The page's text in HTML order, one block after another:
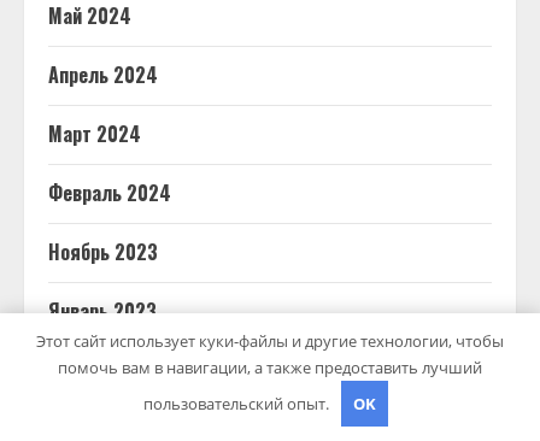
Май 2024
Апрель 2024
Март 2024
Февраль 2024
Ноябрь 2023
Январь 2023
Апрель 2021
Этот сайт использует куки-файлы и другие технологии, чтобы
помочь вам в навигации, а также предоставить лучший
пользовательский опыт.
OK